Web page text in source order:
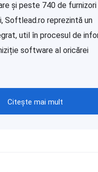
și peste 740 de
Softlead.ro reprezintă un
util în procesul de
software al oricărei
Citește mai mult